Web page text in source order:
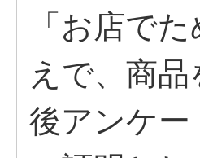
「お店で
えで、商
後アンケ